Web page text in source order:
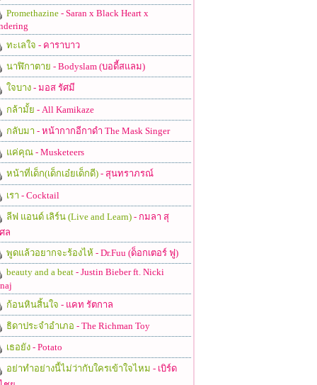
Promethazine- Saran x Black Heart x
ทะเลใจ - คาราบาว
นาฬิกาตาย - Bodyslam (บอดี้สแลม)
ใจบาง- มอส รัศมี
กล้ามั้ย - All Kamikaze
กลับมา - หน้ากากอีกาดำ The Mask Singer
แค่คุณ- Musketeers
หน้าที่เด็ก(เด็กเอ๋ยเด็กดี)- สุนทราภรณ์
เรา - Cocktail
ลีฟ แอนด์ เลิร์น (Live and Learn)- กมลา สุ
ล
พูดแล้วอยากจะร้องไห้ - Dr.Fuu (ด็อกเตอร์ ฟู)
beauty and a beat- Justin Bieber ft. Nicki
ก้อนหินสิ้นใจ - แคท รัตกาล
ธิดาประจําอําเภอ - The Richman Toy
เธอยัง- Potato
อย่าทำอย่างนี้ไม่ว่ากับใครเข้าใจไหม - เบิร์ด